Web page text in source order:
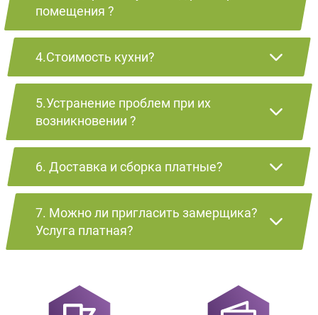
помещения ?
4.Стоимость кухни?
5.Устранение проблем при их
возникновении ?
6. Доставка и сборка платные?
7. Можно ли пригласить замерщика?
Услуга платная?